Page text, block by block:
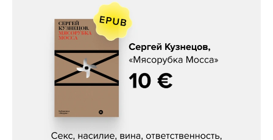
Сергей Кузнецов, «Мясорубка